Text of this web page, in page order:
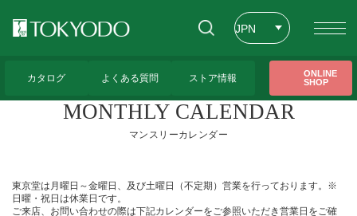
JPN
カタログ よくある質問 ストア情報
ONLINE
SHOP
MONTHLY CALENDAR（マンスリーカレンダー）
MONTHLY CALENDAR
マンスリーカレンダー
東京堂は月曜日～金曜日、及び土曜日（不定期）営業を行っております。※
日曜・祝日は休業日です。
ご来店、お問い合わせの際は下記カレンダーをご参照いただき営業日をご確